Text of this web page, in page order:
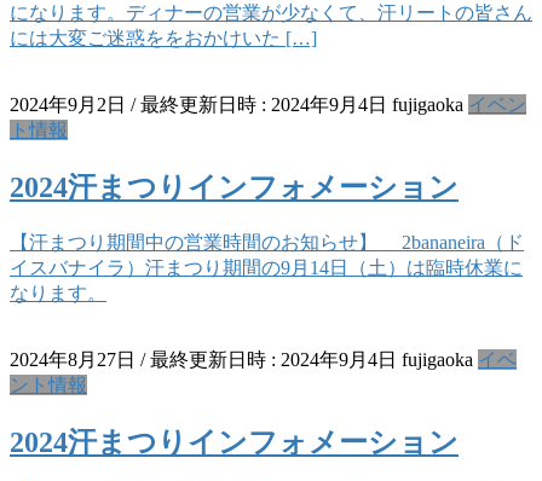
になります。ディナーの営業が少なくて、汗リートの皆さん
には大変ご迷惑ををおかけいた […]
2024年9月2日 / 最終更新日時 : 2024年9月4日 fujigaoka イベン
ト情報
2024汗まつりインフォメーション
【汗まつり期間中の営業時間のお知らせ】 2bananeira（ド
イスバナイラ）汗まつり期間の9月14日（土）は臨時休業に
なります。
2024年8月27日 / 最終更新日時 : 2024年9月4日 fujigaoka イベ
ント情報
2024汗まつりインフォメーション